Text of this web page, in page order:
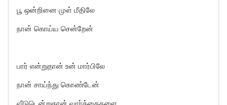
பூ ஒன்றினை முள் மீதிலே
நான் கொய்ய சென்றேன்
பார் என்றுதான் உன் மார்பிலே
நான் சாய்ந்து கொண்டேன்